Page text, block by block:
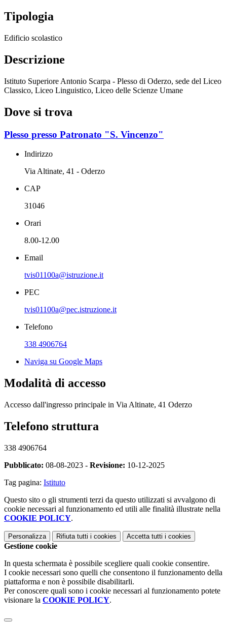
Tipologia
Edificio scolastico
Descrizione
Istituto Superiore Antonio Scarpa - Plesso di Oderzo, sede del Liceo
Classico, Liceo Linguistico, Liceo delle Scienze Umane
Dove si trova
Plesso presso Patronato "S. Vincenzo"
Indirizzo
Via Altinate, 41 - Oderzo
CAP
31046
Orari
8.00-12.00
Email
tvis01100a@istruzione.it
PEC
tvis01100a@pec.istruzione.it
Telefono
338 4906764
Naviga su Google Maps
Modalità di accesso
Accesso dall'ingresso principale in Via Altinate, 41 Oderzo
Telefono struttura
338 4906764
Pubblicato: 08-08-2023 - Revisione: 10-12-2025
Tag pagina: Istituto
Questo sito o gli strumenti terzi da questo utilizzati si avvalgono di
cookie necessari al funzionamento ed utili alle finalità illustrate nella
COOKIE POLICY.
Personalizza Rifiuta tutti i cookies Accetta tutti i cookies
Gestione cookie
In questa schermata è possibile scegliere quali cookie consentire.
I cookie necessari sono quelli che consentono il funzionamento della
piattaforma e non è possibile disabilitarli.
Per conoscere quali sono i cookie necessari al funzionamento potete
visionare la COOKIE POLICY.